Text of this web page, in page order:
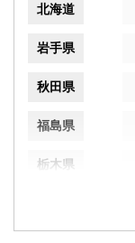
北海道
岩手県
秋田県
福島県
栃木県